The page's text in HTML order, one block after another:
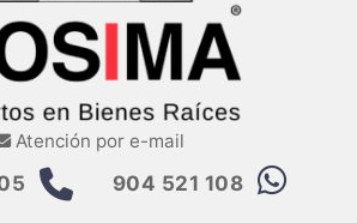
Atención por e-mail
904 521 108